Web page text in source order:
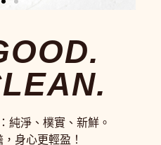
純淨、樸實、新鮮。
身心更輕盈！